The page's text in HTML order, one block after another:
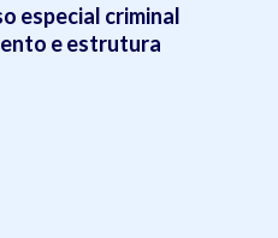
especial criminal
e estrutura